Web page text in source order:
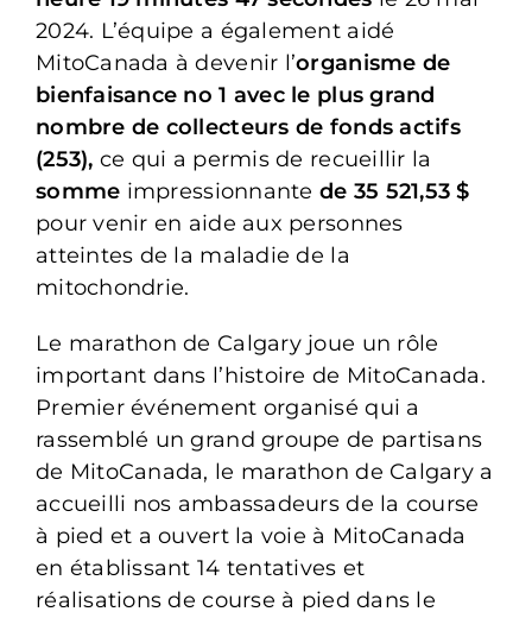
2024. L’équipe a également aidé
MitoCanada à devenir l’organisme de
bienfaisance no 1 avec le plus grand
nombre de collecteurs de fonds actifs
(253), ce qui a permis de recueillir la
somme impressionnante de 35 521,53 $
pour venir en aide aux personnes
atteintes de la maladie de la
mitochondrie.
Le marathon de Calgary joue un rôle
important dans l’histoire de MitoCanada.
Premier événement organisé qui a
rassemblé un grand groupe de partisans
de MitoCanada, le marathon de Calgary a
accueilli nos ambassadeurs de la course
à pied et a ouvert la voie à MitoCanada
en établissant 14 tentatives et
réalisations de course à pied dans le